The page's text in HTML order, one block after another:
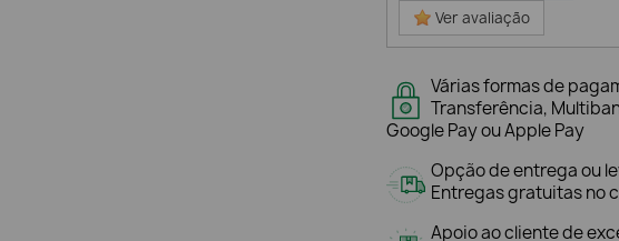
Ver avaliação
Várias formas de
Transferência,
Google Pay ou Apple Pay
Opção de entrega ou
Entregas gratuitas no
Apoio ao cliente de